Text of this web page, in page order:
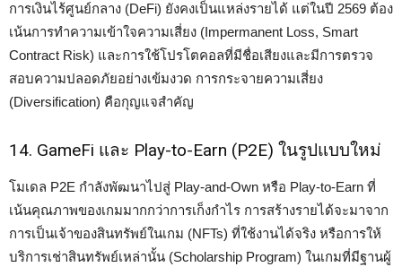
การเงินไร้ศูนย์กลาง (DeFi) ยังคงเป็นแหล่งรายได้ แต่ในปี 2569 ต้อง
เน้นการทำความเข้าใจความเสี่ยง (Impermanent Loss, Smart
Contract Risk) และการใช้โปรโตคอลที่มีชื่อเสียงและมีการตรวจ
สอบความปลอดภัยอย่างเข้มงวด การกระจายความเสี่ยง
(Diversification) คือกุญแจสำคัญ
14. GameFi และ Play-to-Earn (P2E) ในรูปแบบใหม่
โมเดล P2E กำลังพัฒนาไปสู่ Play-and-Own หรือ Play-to-Earn ที่
เน้นคุณภาพของเกมมากกว่าการเก็งกำไร การสร้างรายได้จะมาจาก
การเป็นเจ้าของสินทรัพย์ในเกม (NFTs) ที่ใช้งานได้จริง หรือการให้
บริการเช่าสินทรัพย์เหล่านั้น (Scholarship Program) ในเกมที่มีฐานผู้